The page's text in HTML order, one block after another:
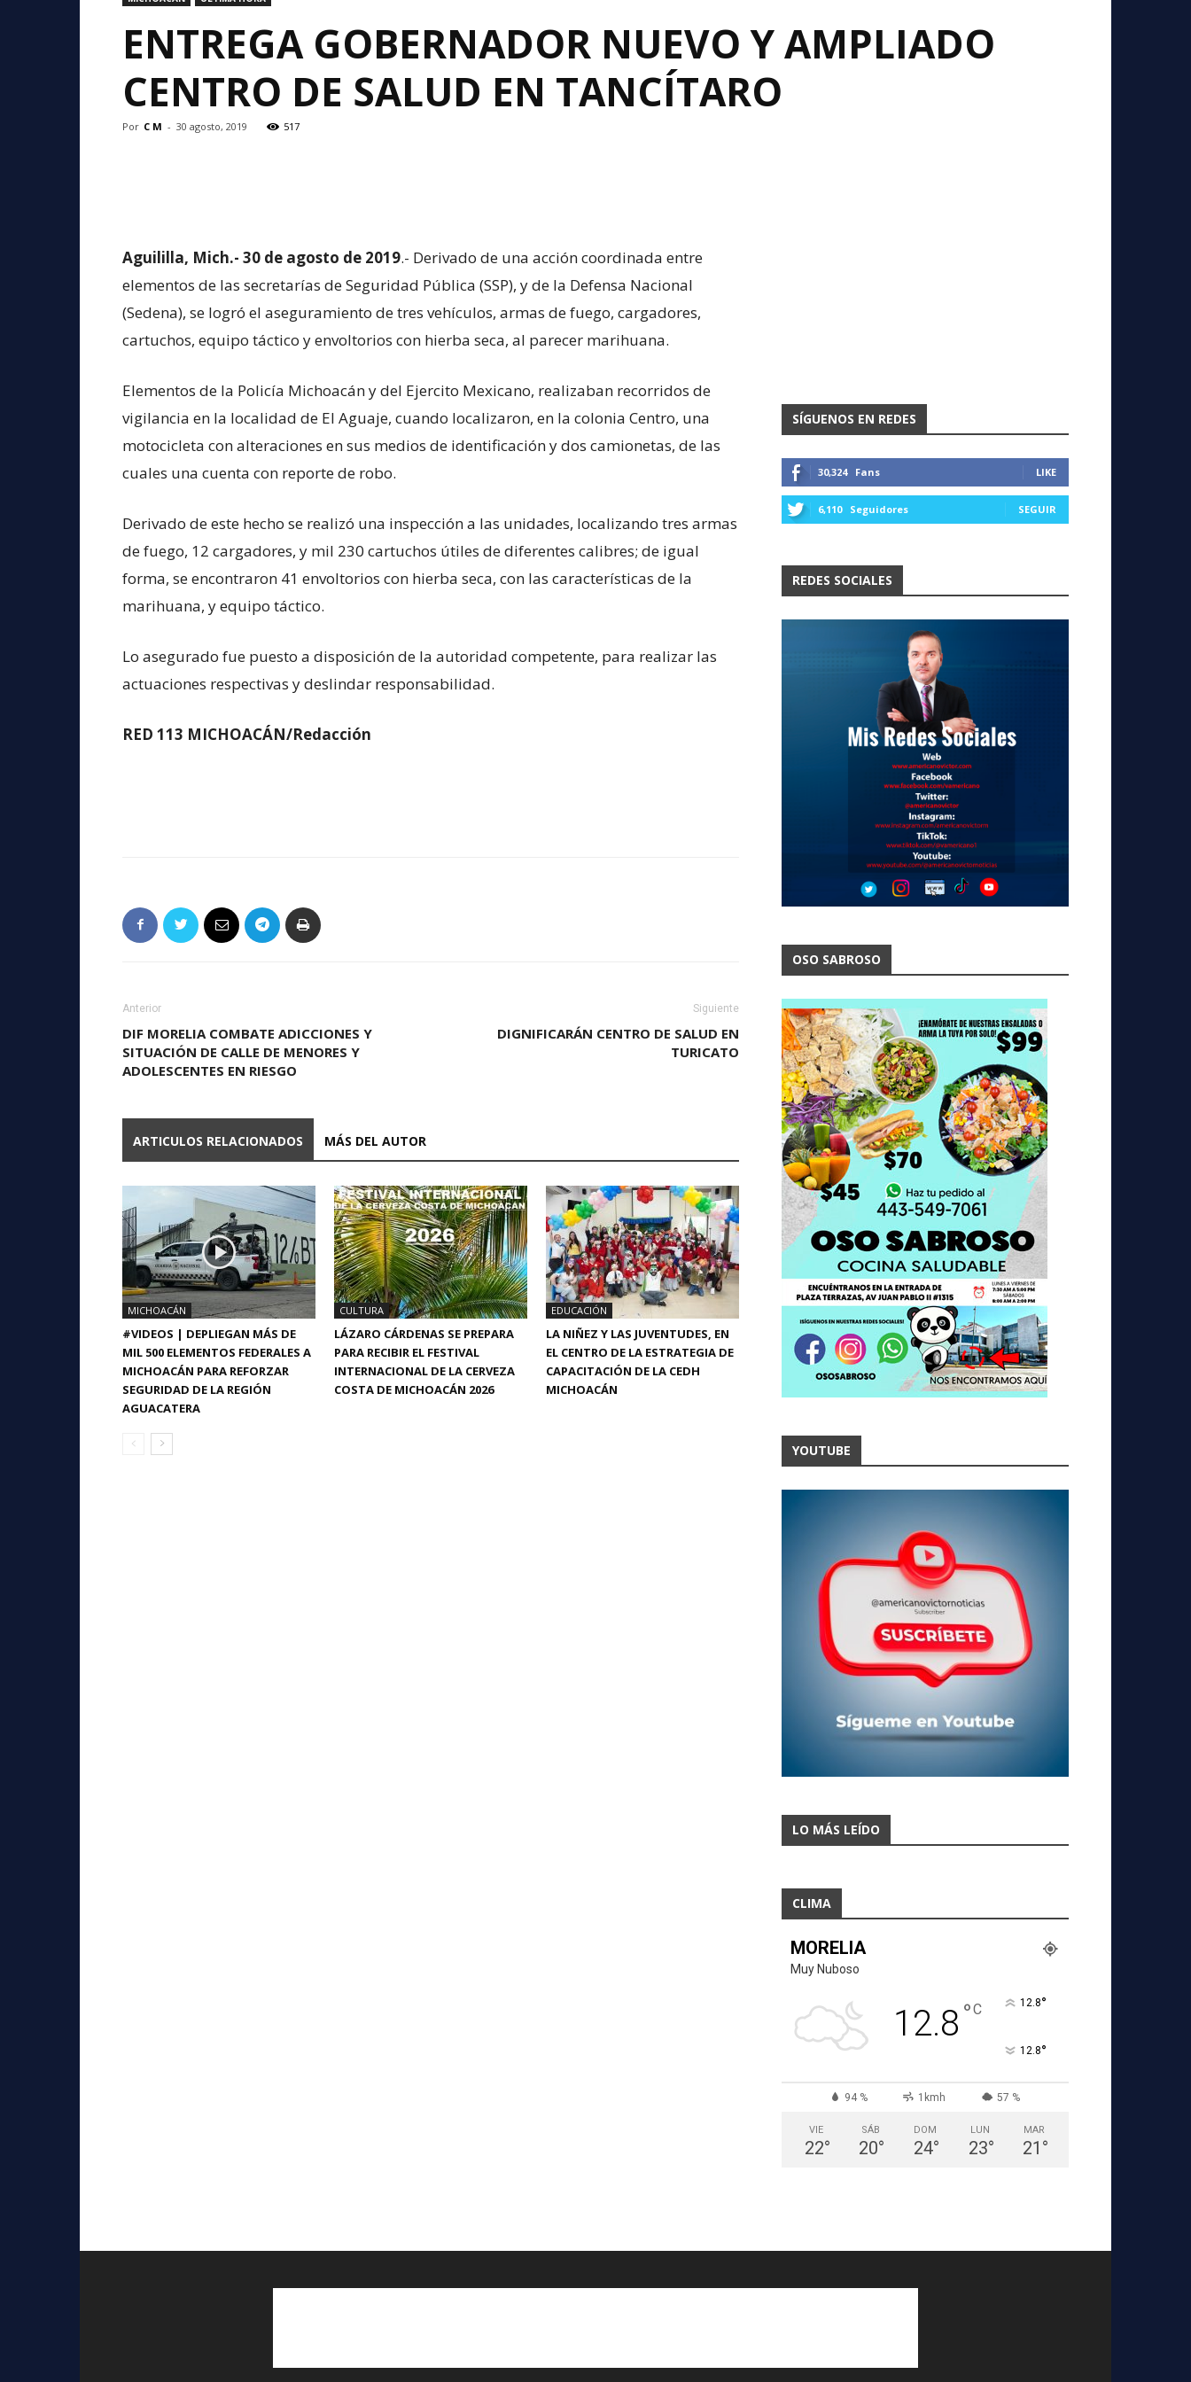
ENTREGA GOBERNADOR NUEVO Y AMPLIADO
CENTRO DE SALUD EN TANCÍTARO
Por C M - 30 agosto, 2019 517
Aguililla, Mich.- 30 de agosto de 2019.- Derivado de una acción coordinada entre
elementos de las secretarías de Seguridad Pública (SSP), y de la Defensa Nacional
(Sedena), se logró el aseguramiento de tres vehículos, armas de fuego, cargadores,
cartuchos, equipo táctico y envoltorios con hierba seca, al parecer marihuana.
Elementos de la Policía Michoacán y del Ejercito Mexicano, realizaban recorridos de
vigilancia en la localidad de El Aguaje, cuando localizaron, en la colonia Centro, una
motocicleta con alteraciones en sus medios de identificación y dos camionetas, de las
cuales una cuenta con reporte de robo.
Derivado de este hecho se realizó una inspección a las unidades, localizando tres armas
de fuego, 12 cargadores, y mil 230 cartuchos útiles de diferentes calibres; de igual
forma, se encontraron 41 envoltorios con hierba seca, con las características de la
marihuana, y equipo táctico.
Lo asegurado fue puesto a disposición de la autoridad competente, para realizar las
actuaciones respectivas y deslindar responsabilidad.
RED 113 MICHOACÁN/Redacción
Anterior
DIF MORELIA COMBATE ADICCIONES Y
SITUACIÓN DE CALLE DE MENORES Y
ADOLESCENTES EN RIESGO
Siguiente
DIGNIFICARÁN CENTRO DE SALUD EN
TURICATO
ARTICULOS RELACIONADOS MÁS DEL AUTOR
MICHOACÁN
#VIDEOS | DEPLIEGAN MÁS DE
MIL 500 ELEMENTOS FEDERALES A
MICHOACÁN PARA REFORZAR
SEGURIDAD DE LA REGIÓN
AGUACATERA
CULTURA
LÁZARO CÁRDENAS SE PREPARA
PARA RECIBIR EL FESTIVAL
INTERNACIONAL DE LA CERVEZA
COSTA DE MICHOACÁN 2026
EDUCACIÓN
LA NIÑEZ Y LAS JUVENTUDES, EN
EL CENTRO DE LA ESTRATEGIA DE
CAPACITACIÓN DE LA CEDH
MICHOACÁN
SÍGUENOS EN REDES
30,324 Fans LIKE
6,110 Seguidores SEGUIR
REDES SOCIALES
OSO SABROSO
YOUTUBE
LO MÁS LEÍDO
CLIMA
MORELIA
Muy Nuboso
12.8 °C 12.8°
12.8°
94 % 1kmh 57 %
VIE
22°
SÁB
20°
DOM
24°
LUN
23°
MAR
21 °